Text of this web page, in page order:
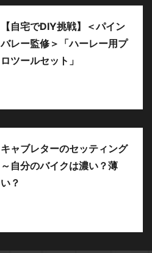
【自宅でDIY挑戦】＜パイン
バレー監修＞「ハーレー用プ
ロツールセット」
キャブレターのセッティング
～自分のバイクは濃い？薄
い？